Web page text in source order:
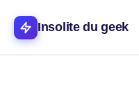
contenu
Insolite du geek